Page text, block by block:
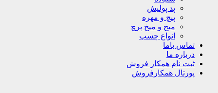
پد پولیش
پیچ و مهره
میخ و میخ پرچ
انواع چسب
تماس باما
درباره ما
ثبت نام همکار فروش
پورتال همکارفروش